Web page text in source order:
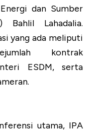
dan Sumber
Bahlil Lahadalia.
yang ada meliputi
kontrak
ESDM, serta
utama, IPA